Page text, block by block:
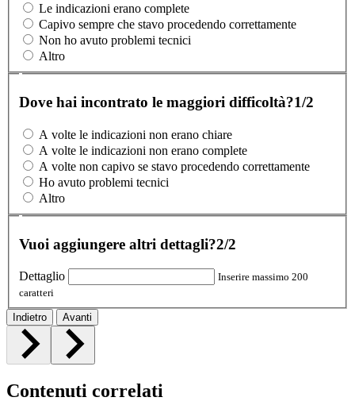
Le indicazioni erano complete
Capivo sempre che stavo procedendo correttamente
Non ho avuto problemi tecnici
Altro
Dove hai incontrato le maggiori difficoltà?1/2
A volte le indicazioni non erano chiare
A volte le indicazioni non erano complete
A volte non capivo se stavo procedendo correttamente
Ho avuto problemi tecnici
Altro
Vuoi aggiungere altri dettagli?2/2
Dettaglio
Inserire massimo 200
caratteri
Indietro Avanti
Contenuti correlati